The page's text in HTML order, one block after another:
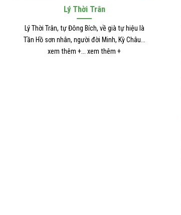
Trương Trọng Cảnh
Tên là Cơ, người đời Đông Hán, quận Nam
Dương (nay là Hà Nam, Nam Dương). Ông là
tác giả... xem thêm +... xem thêm +